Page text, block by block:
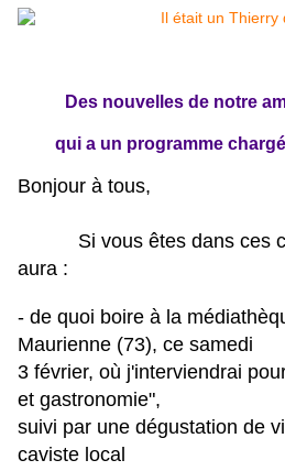
Des nouvelles de notre
qui a un programme
Bonjour à tous,
Si vous êtes dans ces
aura :
- de quoi boire à la
Maurienne (73), ce samedi
3 février, où j'interviendrai
et gastronomie",
suivi par une dégustation de
caviste local